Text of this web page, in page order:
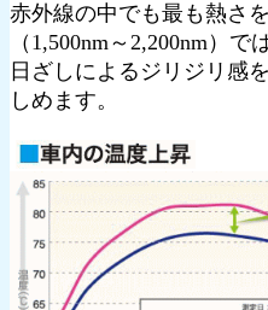
赤外線の中でも最も熱さ
（1,500nm～2,200nm）で
日ざしによるジリジリ感
しめます。